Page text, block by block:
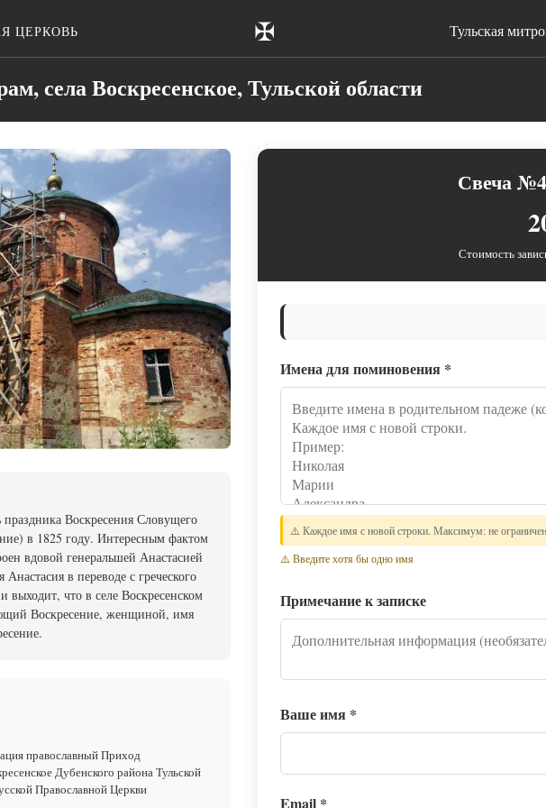
ЦЕРКОВЬ ✠ Тульская
села Воскресенское, Тульской области
Воскресения Словущего
в 1825 году. Интересным фактом
вдовой генеральшей Анастасией
в переводе с греческого
выходит, что в селе Воскресенском
Воскресение, женщиной, имя
православный Приход
Дубенского района Тульской
Православной Церкви
Свеча
Стоимость
Имена для поминовения *
⚠️ Каждое имя с новой строки. Максимум: не
⚠️ Введите хотя бы одно имя
Примечание к записке
Ваше имя *
Email *